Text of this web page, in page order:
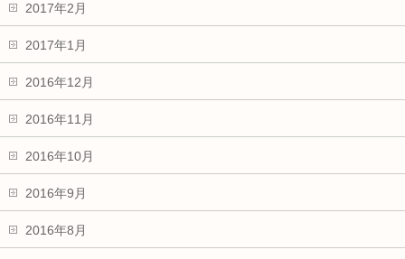
2017年2月
2017年1月
2016年12月
2016年11月
2016年10月
2016年9月
2016年8月